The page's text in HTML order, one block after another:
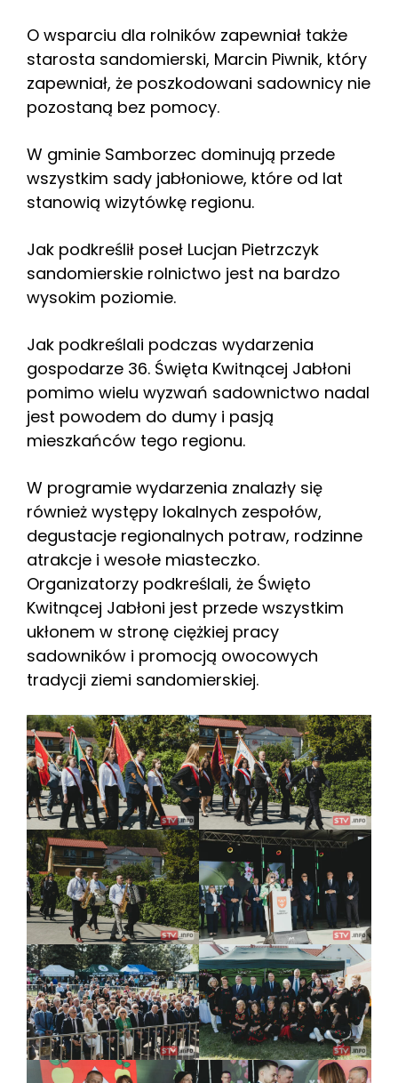
O wsparciu dla rolników zapewniał także
starosta sandomierski, Marcin Piwnik, który
zapewniał, że poszkodowani sadownicy nie
pozostaną bez pomocy.
W gminie Samborzec dominują przede
wszystkim sady jabłoniowe, które od lat
stanowią wizytówkę regionu.
Jak podkreślił poseł Lucjan Pietrzczyk
sandomierskie rolnictwo jest na bardzo
wysokim poziomie.
Jak podkreślali podczas wydarzenia
gospodarze 36. Święta Kwitnącej Jabłoni
pomimo wielu wyzwań sadownictwo nadal
jest powodem do dumy i pasją
mieszkańców tego regionu.
W programie wydarzenia znalazły się
również występy lokalnych zespołów,
degustacje regionalnych potraw, rodzinne
atrakcje i wesołe miasteczko.
Organizatorzy podkreślali, że Święto
Kwitnącej Jabłoni jest przede wszystkim
ukłonem w stronę ciężkiej pracy
sadowników i promocją owocowych
tradycji ziemi sandomierskiej.